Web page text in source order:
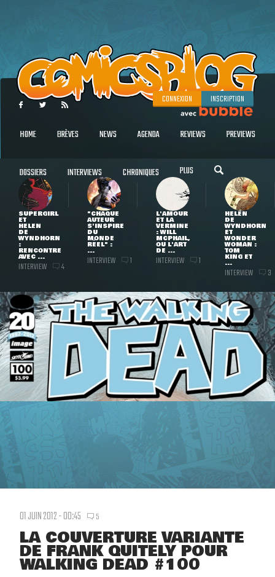
CONNEXION INSCRIPTION
HOME BRÈVES NEWS AGENDA REVIEWS PREVIEWS
DOSSIERS INTERVIEWS CHRONIQUES PLUS
SUPERGIRL
ET
HELEN
DE
WYNDHORN
:
RENCONTRE
AVEC ...
INTERVIEW 4
"CHAQUE
AUTEUR
S'INSPIRE
DU
MONDE
RÉEL" :
...
INTERVIEW 1
L'AMOUR
ET LA
VERMINE
: WILL
MCPHAIL,
OU L'ART
DE ...
INTERVIEW 1
HELEN
DE
WYNDHORN
ET
WONDER
WOMAN :
TOM
KING ET
...
INTERVIEW 3
01 JUIN 2012 - 00:45 5
LA COUVERTURE VARIANTE
DE FRANK QUITELY POUR
WALKING DEAD #100